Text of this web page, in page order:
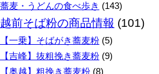
蕎麦・うどんの食べ歩き (143)
越前そば粉の商品情報 (101)
【一乗】そばがき蕎麦粉 (5)
【吉峰】抜粗挽き蕎麦粉 (9)
【奥越】粗挽き蕎麦粉 (8)